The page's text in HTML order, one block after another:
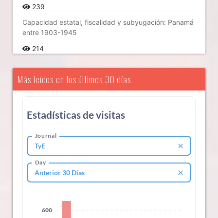
239
Capacidad estatal, fiscalidad y subyugación: Panamá
entre 1903-1945
214
Más leídos en los últimos 30 días